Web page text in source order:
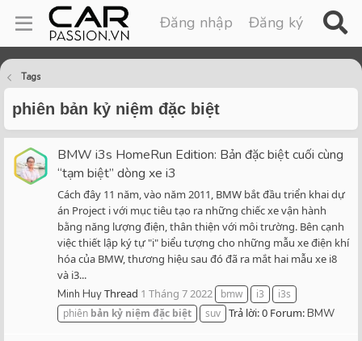
Đăng nhập Đăng ký
Tags
phiên bản kỷ niệm đặc biệt
BMW i3s HomeRun Edition: Bản đặc biệt cuối cùng
“tạm biệt” dòng xe i3
Cách đây 11 năm, vào năm 2011, BMW bắt đầu triển khai dự
án Project i với mục tiêu tạo ra những chiếc xe vận hành
bằng năng lượng điện, thân thiện với môi trường. Bên cạnh
việc thiết lập ký tự "i" biểu tượng cho những mẫu xe điện khí
hóa của BMW, thương hiệu sau đó đã ra mắt hai mẫu xe i8
và i3...
Minh HuyThread 1 Tháng 7 2022 bmw i3
i3s
phiên bản kỷ niệm đặc biệt suv Trả lời: 0 Forum:BMW